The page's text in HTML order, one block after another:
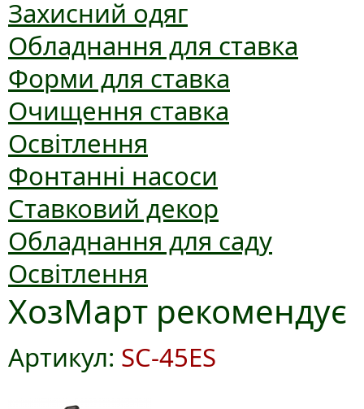
Захисний одяг
Обладнання для ставка
Форми для ставка
Очищення ставка
Освітлення
Фонтанні насоси
Ставковий декор
Обладнання для саду
Освітлення
ХозМарт рекомендує
Артикул: SC-45ES